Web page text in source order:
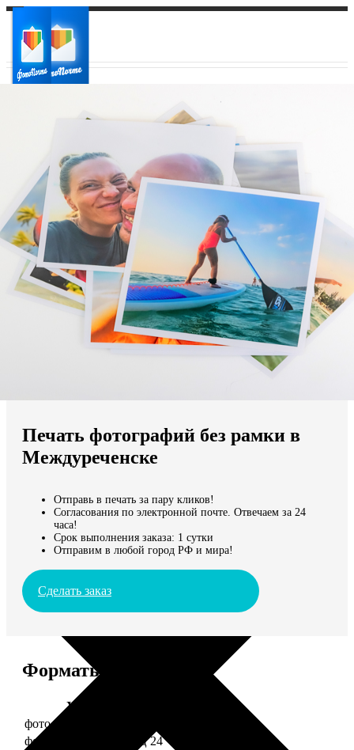
Ваш регион доставки
Выберите из списка:
Мы доставляем по всему миру
Продолжить без города
Печать фотографий без рамки в
Междуреченске
Отправь в печать за пару кликов!
Согласования по электронной почте. Отвечаем за 24
часа!
Срок выполнения заказа: 1 сутки
Отправим в любой город РФ и мира!
Сделать заказ
Форматы и цены
Услуга
фото 10х10 мат/глянец
фото 10х15 мат/глянец 24